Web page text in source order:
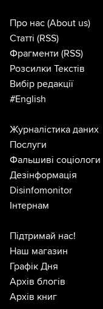
Про нас (About us)
Статті (RSS)
Фрагменти (RSS)
Розсилки Текстів
Вибір редакції
#English
Журналістика даних
Послуги
Фальшиві соціологи
Дезінформація
Disinfomonitor
Інтернам
Підтримай нас!
Наш магазин
Графік Дня
Архів блогів
Архів книг